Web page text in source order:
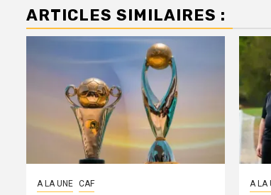
ARTICLES SIMILAIRES :
A LA UNE CAF A LA